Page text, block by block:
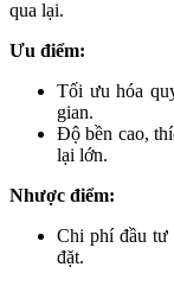
qua lại.
Ưu điểm:
Tối ưu hóa
gian.
Độ bền cao,
lại lớn.
Nhược điểm:
Chi phí đầu tư
đặt.